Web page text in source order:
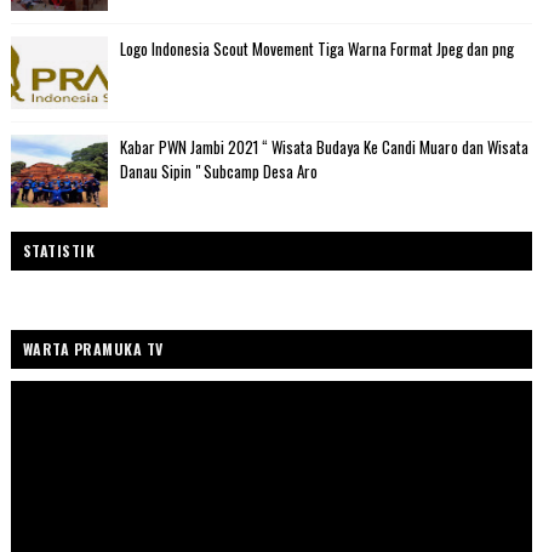
Logo Indonesia Scout Movement Tiga Warna Format Jpeg dan png
Kabar PWN Jambi 2021 “ Wisata Budaya Ke Candi Muaro dan Wisata
Danau Sipin " Subcamp Desa Aro
STATISTIK
WARTA PRAMUKA TV